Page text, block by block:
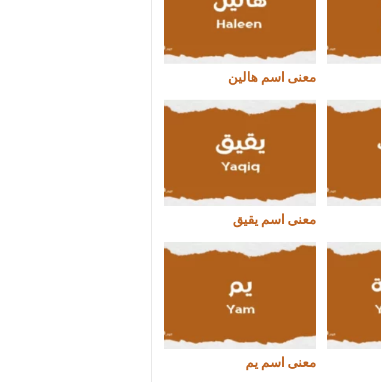
معنى اسم هالين
معنى اسم يقيق
معنى اسم يم